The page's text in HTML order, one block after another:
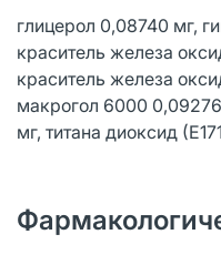
глицерол 0,08740 мг,
краситель железа
краситель железа
макрогол 6000
мг, титана диоксид